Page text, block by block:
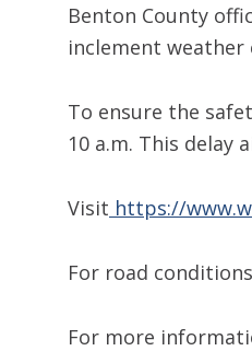
Benton County
inclement
To ensure the
10 a.m. This
Visit https://
For road
For more